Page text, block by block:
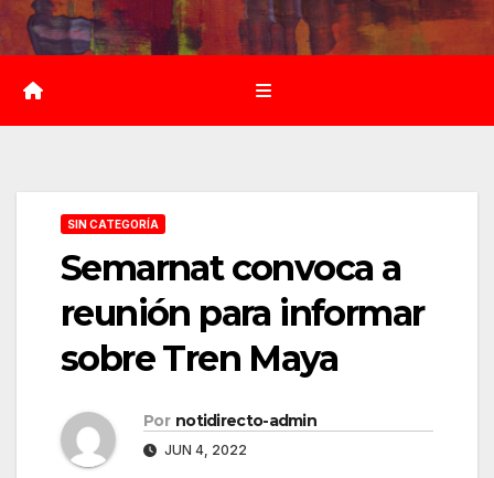
Saltar
al
contenido
SIN CATEGORÍA
Semarnat convoca a
reunión para informar
sobre Tren Maya
Por notidirecto-admin
JUN 4, 2022